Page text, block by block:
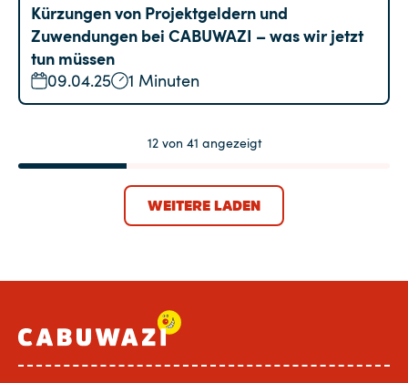
Kürzungen von Projektgeldern und
Zuwendungen bei CABUWAZI – was wir jetzt
tun müssen
09.04.25 1 Minuten
12von 41 angezeigt
WEITERE LADEN